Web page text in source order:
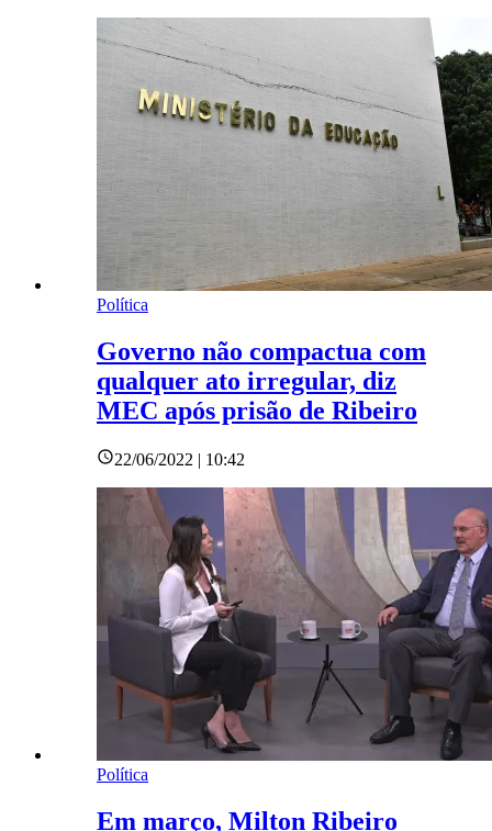
Política
Governo não compactua com
qualquer ato irregular, diz
MEC após prisão de Ribeiro
22/06/2022 | 10:42
Política
Em março, Milton Ribeiro